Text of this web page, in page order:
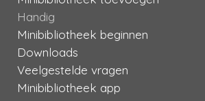
Handig
Minibibliotheek beginnen
Downloads
Veelgestelde vragen
Minibibliotheek app